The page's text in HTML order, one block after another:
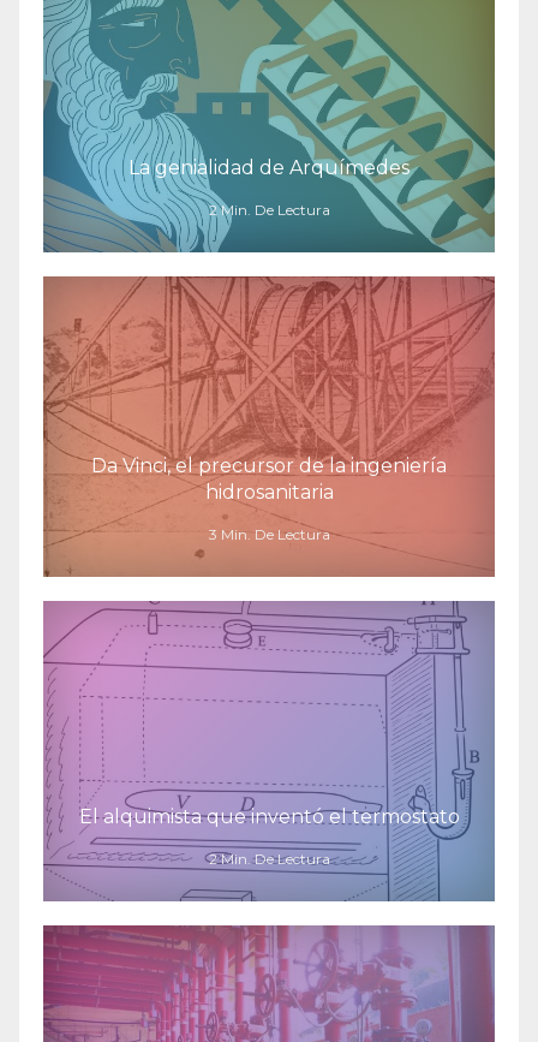
La genialidad de Arquímedes
2 Min. De Lectura
Da Vinci, el precursor de la ingeniería
hidrosanitaria
3 Min. De Lectura
El alquimista que inventó el termostato
2 Min. De Lectura